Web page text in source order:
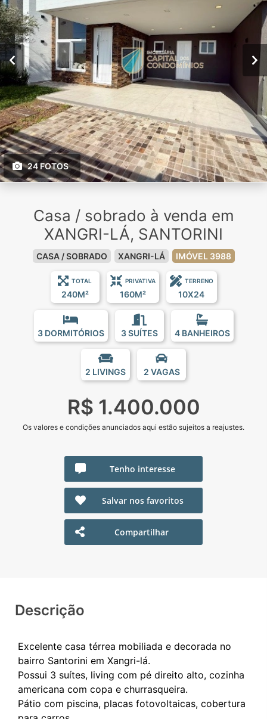
24 FOTOS
Casa / sobrado à venda em
XANGRI-LÁ, SANTORINI
CASA / SOBRADO XANGRI-LÁ IMÓVEL 3988
TOTAL
240M²
PRIVATIVA
160M²
TERRENO
10X24
3 DORMITÓRIOS 3 SUÍTES 4 BANHEIROS
2 LIVINGS 2 VAGAS
R$ 1.400.000
Os valores e condições anunciados aqui estão sujeitos a reajustes.
Tenho interesse
Salvar nos favoritos
Compartilhar
Descrição
Excelente casa térrea mobiliada e decorada no
bairro Santorini em Xangri-lá.
Possui 3 suítes, living com pé direito alto, cozinha
americana com copa e churrasqueira.
Pátio com piscina, placas fotovoltaicas, cobertura